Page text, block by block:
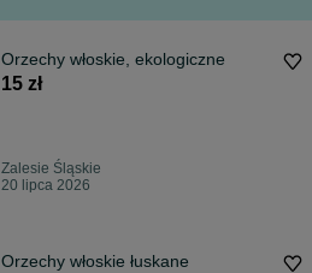
Orzechy włoskie, ekologiczne
15 zł
Zalesie Śląskie
20 lipca 2026
Orzechy włoskie łuskane